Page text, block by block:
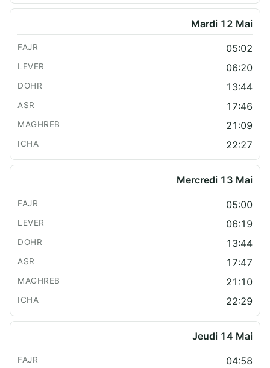
Mardi 12 Mai
05:02
06:20
13:44
17:46
21:09
22:27
Mercredi 13 Mai
05:00
06:19
13:44
17:47
21:10
22:29
Jeudi 14 Mai
04:58